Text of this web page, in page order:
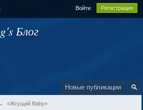
Войти Регистрация
Блог
Новые публикации
«Жгущий Baby»